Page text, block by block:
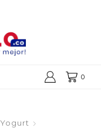
0